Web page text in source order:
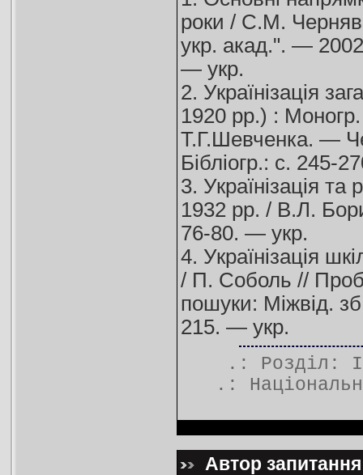
роки / С.М.
укр. акад.". —
— укp.
2. Українізація
1920 рр.) :
Т.Г.Шевченка. —
Бібліогр.: с. 245-
3. Українізація
1932 рр. / В.Л.
76-80. — укp.
4. Українізація
/ П. Соболь //
пошуки: Міжвід.
215. — укp.
.: Розділ:
.:
Автор